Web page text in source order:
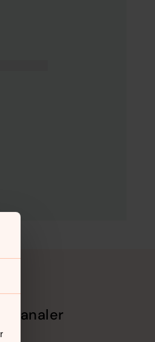
kanaler